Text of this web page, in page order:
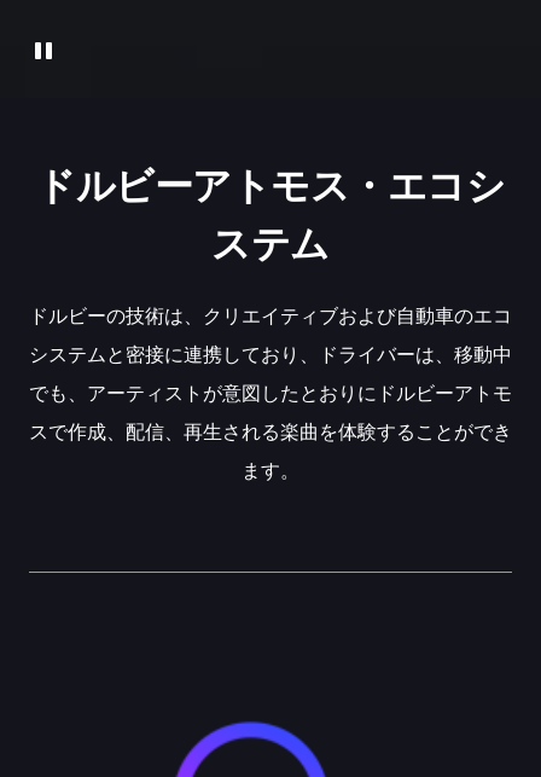
ドルビーアトモス・エコシ
ステム
ドルビーの技術は、クリエイティブおよび自動車のエコ
システムと密接に連携しており、ドライバーは、移動中
でも、アーティストが意図したとおりにドルビーアトモ
スで作成、配信、再生される楽曲を体験することができ
ます。